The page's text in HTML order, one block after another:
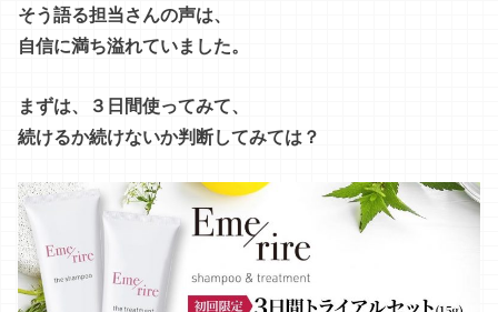
そう語る担当さんの声は、
自信に満ち溢れていました。
まずは、３日間使ってみて、
続けるか続けないか判断してみては？